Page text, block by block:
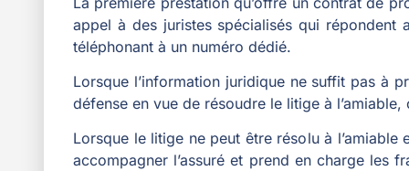
appel à des juristes spécialisés qui répondent
téléphonant à un numéro dédié.
Lorsque l’information juridique ne suffit pas à
défense en vue de résoudre le litige à
Lorsque le litige ne peut être résolu à
accompagner l’assuré et prend en charge les